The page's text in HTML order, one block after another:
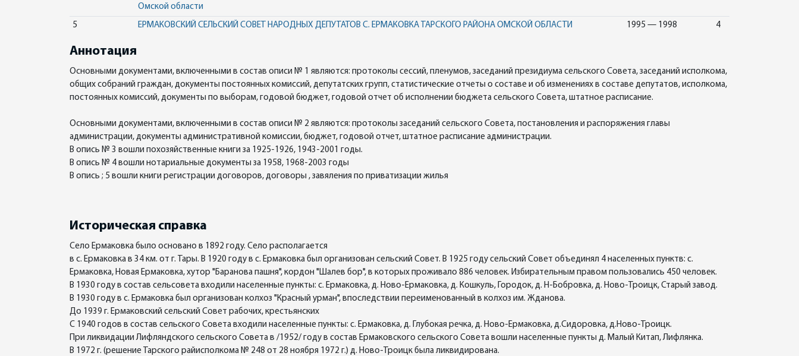
Омской области
5 ЕРМАКОВСКИЙ СЕЛЬСКИЙ СОВЕТ НАРОДНЫХ ДЕПУТАТОВ С. ЕРМАКОВКА ТАРСКОГО РАЙОНА ОМСКОЙ ОБЛАСТИ 1995 — 1998 4
Аннотация
Основными документами, включенными в состав описи № 1 являются: протоколы сессий, пленумов, заседаний президиума сельского Совета, заседаний исполкома,
общих собраний граждан, документы постоянных комиссий, депутатских групп, статистические отчеты о составе и об изменениях в составе депутатов, исполкома,
постоянных комиссий, документы по выборам, годовой бюджет, годовой отчет об исполнении бюджета сельского Совета, штатное расписание.
Основными документами, включенными в состав описи № 2 являются: протоколы заседаний сельского Совета, постановления и распоряжения главы
администрации, документы административной комиссии, бюджет, годовой отчет, штатное расписание администрации.
В опись № 3 вошли похозяйственные книги за 1925-1926, 1943-2001 годы.
В опись № 4 вошли нотариальные документы за 1958, 1968-2003 годы
В опись ; 5 вошли книги регистрации договоров, договоры , завяления по приватизации жилья
Историческая справка
Село Ермаковка было основано в 1892 году. Село располагается
в с. Ермаковка в 34 км. от г. Тары. В 1920 году в с. Ермаковка был организован сельский Совет. В 1925 году сельский Совет объединял 4 населенных пунктв: с.
Ермаковка, Новая Ермаковка, хутор "Баранова пашня", кордон "Шалев бор", в которых проживало 886 человек. Избирательным правом пользовались 450 человек.
В 1930 году в состав сельсовета входили населенные пункты: с. Ермаковка, д. Ново-Ермаковка, д. Кошкуль, Городок, д. Н-Бобровка, д. Ново-Троицк, Старый завод.
В 1930 году в с. Ермаковка был организован колхоз "Красный урман", впоследствии переименованный в колхоз им. Жданова.
До 1939 г. Ермаковский сельский Совет рабочих, крестьянских
С 1940 годов в состав сельского Совета входили населенные пункты: с. Ермаковка, д. Глубокая речка, д. Ново-Ермаковка, д.Сидоровка, д.Ново-Троицк.
При ликвидации Лифляндского сельского Совета в /1952/ году в состав Ермаковского сельского Совета вошли населенные пункты д. Малый Китап, Лифлянка.
В 1972 г. (решение Тарского райисполкома № 248 от 28 ноября 1972 г.) д. Ново-Троицк была ликвидирована.